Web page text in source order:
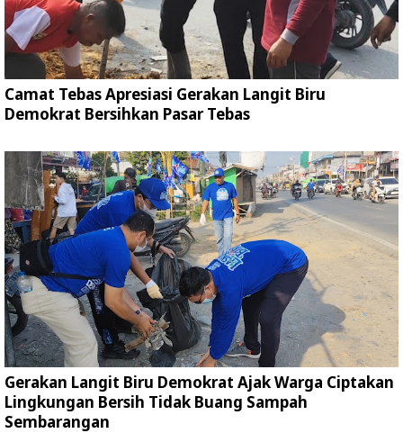
Camat Tebas Apresiasi Gerakan Langit Biru
Demokrat Bersihkan Pasar Tebas
Gerakan Langit Biru Demokrat Ajak Warga Ciptakan
Lingkungan Bersih Tidak Buang Sampah
Sembarangan